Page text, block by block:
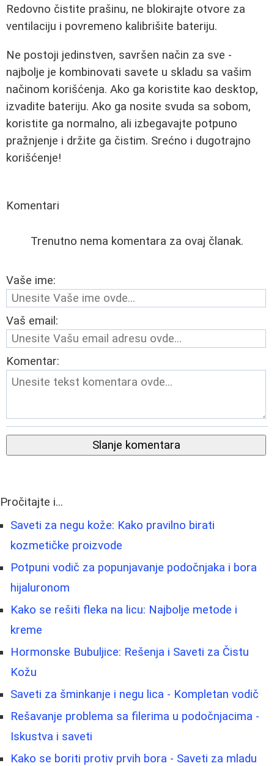
Redovno čistite prašinu, ne blokirajte otvore za
ventilaciju i povremeno kalibrišite bateriju.
Ne postoji jedinstven, savršen način za sve -
najbolje je kombinovati savete u skladu sa vašim
načinom korišćenja. Ako ga koristite kao desktop,
izvadite bateriju. Ako ga nosite svuda sa sobom,
koristite ga normalno, ali izbegavajte potpuno
pražnjenje i držite ga čistim. Srećno i dugotrajno
korišćenje!
Komentari
Trenutno nema komentara za ovaj članak.
Vaše ime:
Vaš email:
Komentar:
Slanje komentara
Pročitajte i...
Saveti za negu kože: Kako pravilno birati
kozmetičke proizvode
Potpuni vodič za popunjavanje podočnjaka i bora
hijaluronom
Kako se rešiti fleka na licu: Najbolje metode i
kreme
Hormonske Bubuljice: Rešenja i Saveti za Čistu
Kožu
Saveti za šminkanje i negu lica - Kompletan vodič
Rešavanje problema sa filerima u podočnjacima -
Iskustva i saveti
Kako se boriti protiv prvih bora - Saveti za mladu